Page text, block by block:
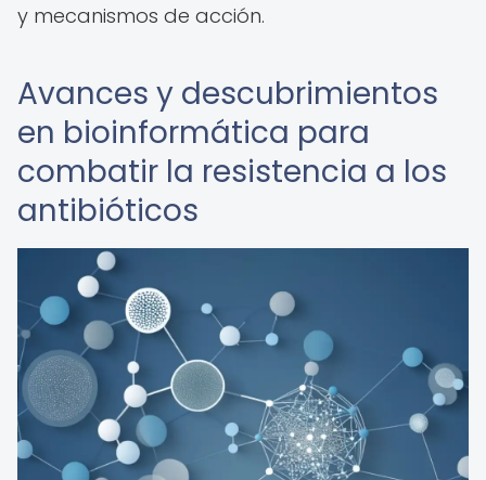
y mecanismos de acción.
Avances y descubrimientos
en bioinformática para
combatir la resistencia a los
antibióticos